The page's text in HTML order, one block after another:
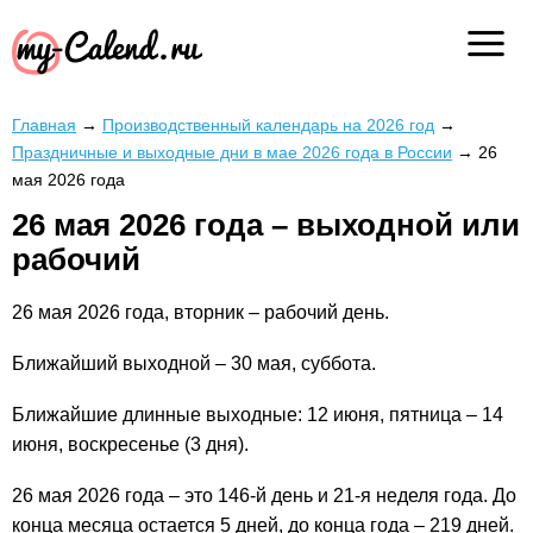
Главная → Производственный календарь на 2026 год →
Праздничные и выходные дни в мае 2026 года в России → 26
мая 2026 года
26 мая 2026 года – выходной или
рабочий
26 мая 2026 года, вторник – рабочий день.
Ближайший выходной – 30 мая, суббота.
Ближайшие длинные выходные: 12 июня, пятница – 14
июня, воскресенье (3 дня).
26 мая 2026 года – это 146-й день и 21-я неделя года. До
конца месяца остается 5 дней, до конца года – 219 дней.